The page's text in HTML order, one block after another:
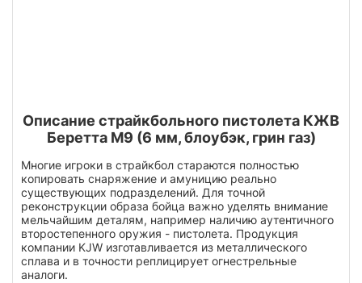
Описание страйкбольного пистолета КЖВ
Беретта М9 (6 мм, блоубэк, грин газ)
Многие игроки в страйкбол стараются полностью
копировать снаряжение и амуницию реально
существующих подразделений. Для точной
реконструкции образа бойца важно уделять внимание
мельчайшим деталям, например наличию аутентичного
второстепенного оружия - пистолета. Продукция
компании KJW изготавливается из металлического
сплава и в точности реплицирует огнестрельные
аналоги.